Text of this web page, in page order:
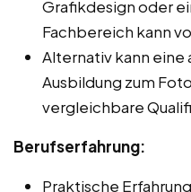
Grafikdesign oder
Fachbereich kann
Alternativ kann eine
Ausbildung zum
vergleichbare
Berufserfahrung:
Praktische